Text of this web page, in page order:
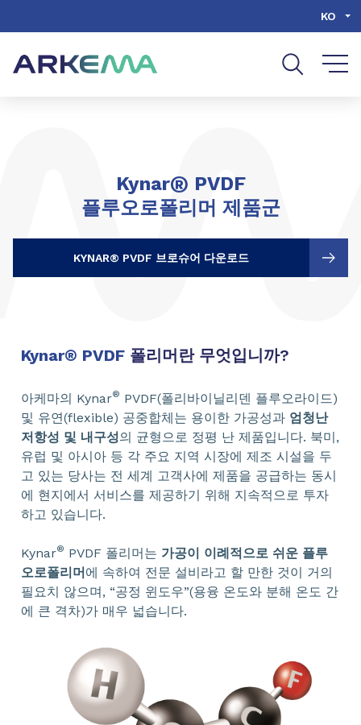
KO
Kynar® PVDF
플루오로폴리머 제품군
KYNAR® PVDF 브로슈어 다운로드
Kynar® PVDF 폴리머란 무엇입니까?
아케마의 Kynar® PVDF(폴리바이닐리덴 플루오라이드)
및 유연(flexible) 공중합체는 용이한 가공성과 엄청난
저항성 및 내구성의 균형으로 정평 난 제품입니다. 북미,
유럽 및 아시아 등 각 주요 지역 시장에 제조 시설을 두
고 있는 당사는 전 세계 고객사에 제품을 공급하는 동시
에 현지에서 서비스를 제공하기 위해 지속적으로 투자
하고 있습니다.
Kynar® PVDF 폴리머는 가공이 이례적으로 쉬운 플루
오로폴리머에 속하여 전문 설비라고 할 만한 것이 거의
필요치 않으며, “공정 윈도우”(용융 온도와 분해 온도 간
에 큰 격차)가 매우 넓습니다.